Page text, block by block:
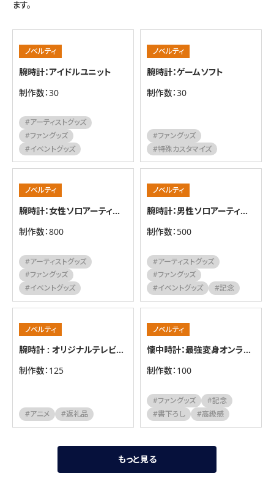
ます。
ノベルティ
腕時計：アイドルユニット
制作数：30
#アーティストグッズ
#ファングッズ
#イベントグッズ
ノベルティ
腕時計：ゲームソフト
制作数：30
#ファングッズ
#特殊カスタマイズ
ノベルティ
腕時計：女性ソロアーティスト
制作数：800
#アーティストグッズ
#ファングッズ
#イベントグッズ
ノベルティ
腕時計：男性ソロアーティスト
制作数：500
#アーティストグッズ
#ファングッズ
#イベントグッズ
#記念
ノベルティ
腕時計 : オリジナルテレビアニメ作品
制作数：125
#アニメ #返礼品
ノベルティ
懐中時計：最強変身オンラインゲーム
制作数：100
#ファングッズ
#記念
#書下ろし
#高級感
もっと見る